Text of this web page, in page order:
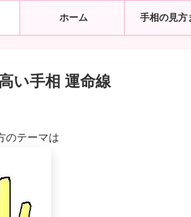
ホーム 手相の見方
い手相 運命線
のテーマは